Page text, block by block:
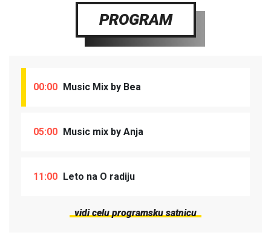
PROGRAM
00:00 Music Mix by Bea
05:00 Music mix by Anja
11:00 Leto na O radiju
vidi celu programsku satnicu